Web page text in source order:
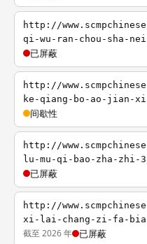
http://
qi-wu-ran-chou-sha-
已屏蔽
http://
ke-qiang-bo-ao-jian-
间歇性
http://
lu-mu-qi-bao-zha-zhi-
已屏蔽
http://
xi-lai-chang-zi-fa-
截至 2026 年 已屏蔽